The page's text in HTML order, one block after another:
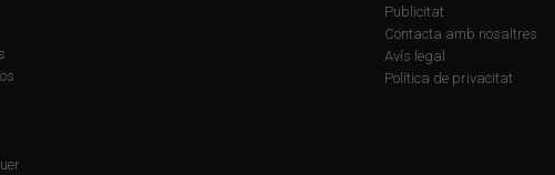
Publicitat
Contacta amb nosaltres
Avís legal
Política de privacitat